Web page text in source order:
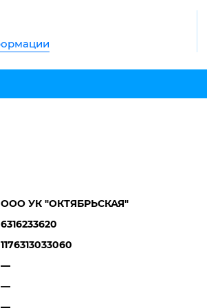
ООО УК "ОКТЯБРЬСКАЯ"
6316233620
1176313033060
—
—